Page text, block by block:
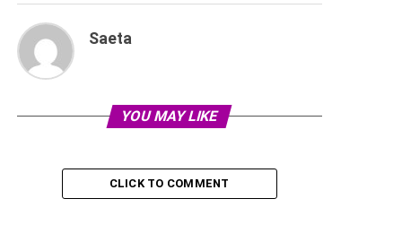
Saeta
YOU MAY LIKE
CLICK TO COMMENT